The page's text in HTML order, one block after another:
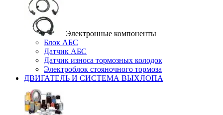
Электронные компоненты
Блок АБС
Датчик АБС
Датчик износа тормозных колодок
Электроблок стояночного тормоза
ДВИГАТЕЛЬ И СИСТЕМА ВЫХЛОПА